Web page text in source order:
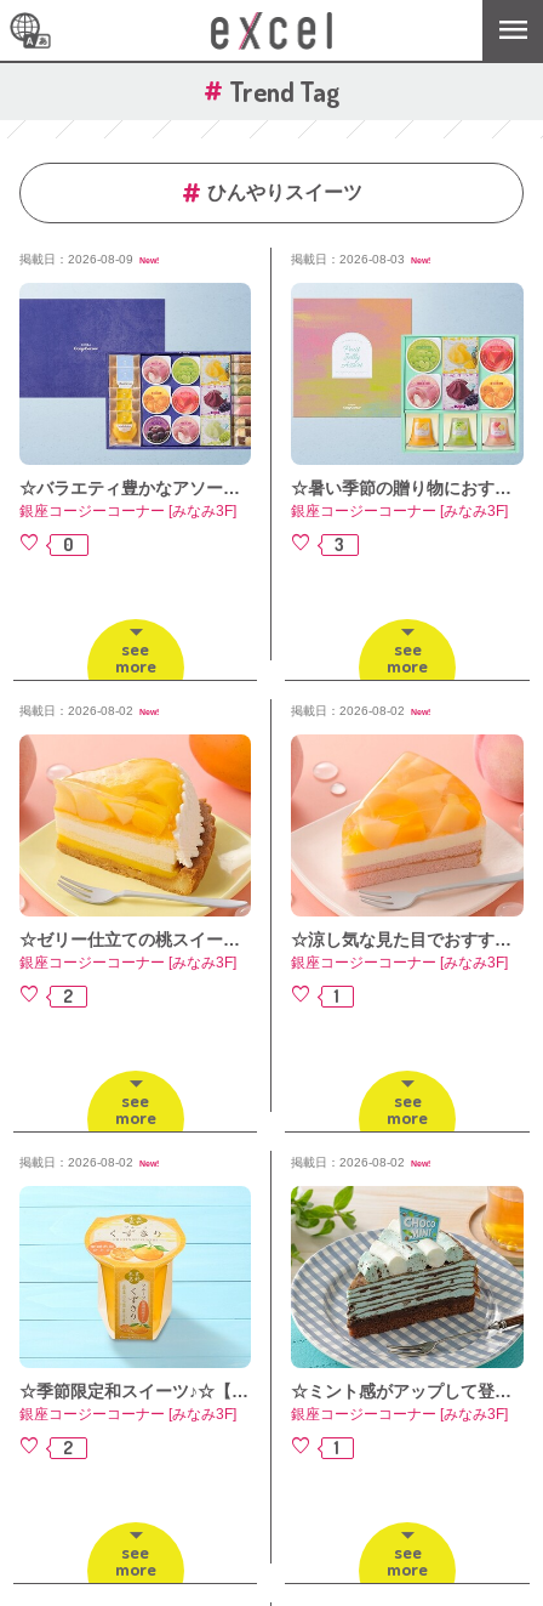
Trend Tag
ひんやりスイーツ
掲載日：2026-08-09 New!
☆バラエティ豊かなアソート✨☆【ギフトアソート（22個入）】
銀座コージーコーナー [みなみ3F]
0
see
more
掲載日：2026-08-03 New!
☆暑い季節の贈り物におすすめです✨☆【フルーツゼリーアソート（9個入）】
銀座コージーコーナー [みなみ3F]
3
see
more
掲載日：2026-08-02 New!
☆ゼリー仕立ての桃スイーツ🍑✨☆【桃涼みタルト（マンゴー＆白桃）】
銀座コージーコーナー [みなみ3F]
2
see
more
掲載日：2026-08-02 New!
☆涼し気な見た目でおすすめです🍑✨☆【桃涼みケーキ（白桃＆黄桃）】
銀座コージーコーナー [みなみ3F]
1
see
more
掲載日：2026-08-02 New!
☆季節限定和スイーツ♪☆【フルーツくずきり 愛媛県産せとか】
銀座コージーコーナー [みなみ3F]
2
see
more
掲載日：2026-08-02 New!
☆ミント感がアップして登場♪☆【爽快チョコミントミルクレープ】
銀座コージーコーナー [みなみ3F]
1
see
more